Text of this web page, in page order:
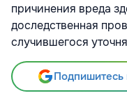
причинения вреда
доследственная
случившегося
Подпишитесь